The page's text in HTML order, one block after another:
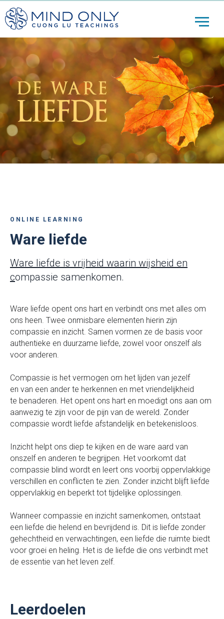
ONLINE LEARNING
Ware liefde
Ware liefde is vrijheid waarin wijsheid en
compassie samenkomen.
Ware liefde opent ons hart en verbindt ons met alles om
ons heen. Twee onmisbare elementen hierin zijn
compassie en inzicht. Samen vormen ze de basis voor
authentieke en duurzame liefde, zowel voor onszelf als
voor anderen.
Compassie is het vermogen om het lijden van jezelf
en van een ander te herkennen en met vriendelijkheid
te benaderen. Het opent ons hart en moedigt ons aan om
aanwezig te zijn voor de pijn van de wereld. Zonder
compassie wordt liefde afstandelijk en betekenisloos.
Inzicht helpt ons diep te kijken en de ware aard van
onszelf en anderen te begrijpen. Het voorkomt dat
compassie blind wordt en leert ons voorbij oppervlakkige
verschillen en conflicten te zien. Zonder inzicht blijft liefde
oppervlakkig en beperkt tot tijdelijke oplossingen.
Wanneer compassie en inzicht samenkomen, ontstaat
een liefde die helend en bevrijdend is. Dit is liefde zonder
gehechtheid en verwachtingen, een liefde die ruimte biedt
voor groei en heling. Het is de liefde die ons verbindt met
de essentie van het leven zelf.
Leerdoelen